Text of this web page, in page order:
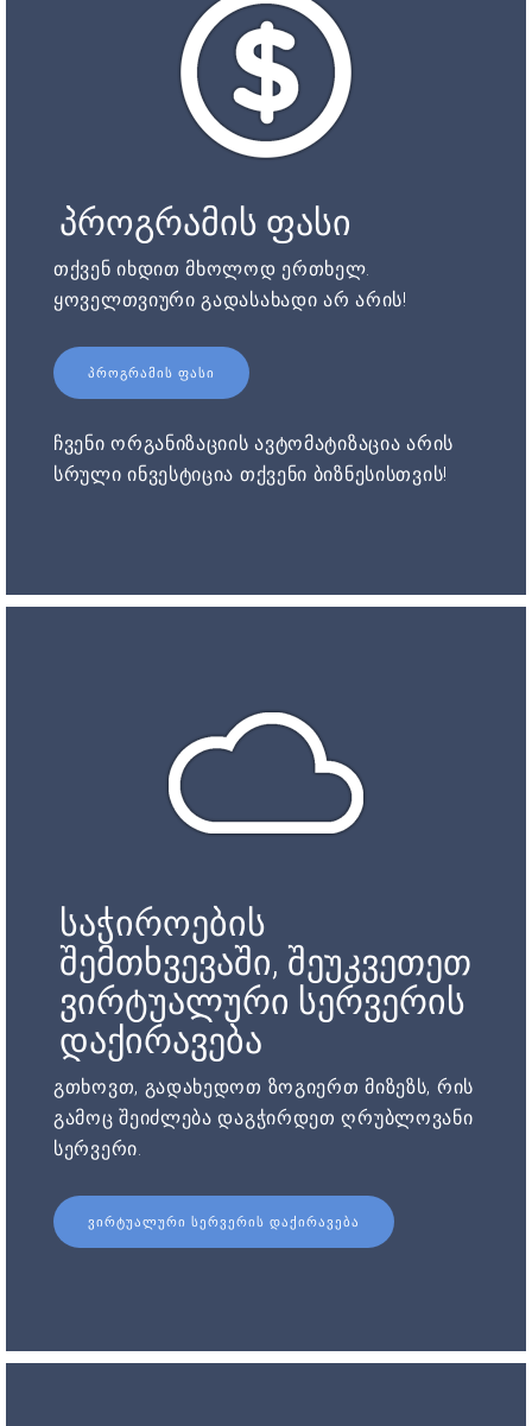
პროგრამის ფასი
თქვენ იხდით მხოლოდ ერთხელ.
ყოველთვიური გადასახადი არ არის!
ᲞᲠᲝᲒᲠᲐᲛᲘᲡ ᲤᲐᲡᲘ
ჩვენი ორგანიზაციის ავტომატიზაცია არის
სრული ინვესტიცია თქვენი ბიზნესისთვის!
საჭიროების
შემთხვევაში, შეუკვეთეთ
ვირტუალური სერვერის
დაქირავება
გთხოვთ, გადახედოთ ზოგიერთ მიზეზს, რის
გამოც შეიძლება დაგჭირდეთ ღრუბლოვანი
სერვერი.
ᲕᲘᲠᲢᲣᲐᲚᲣᲠᲘ ᲡᲔᲠᲕᲔᲠᲘᲡ ᲓᲐᲥᲘᲠᲐᲕᲔᲑᲐ